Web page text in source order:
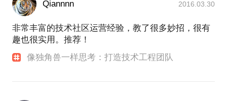
Qiannnn 2016.03.30
非常丰富的技术社区运营经验，教了很多妙招，很有
趣也很实用。推荐！
像独角兽一样思考：打造技术工程团队